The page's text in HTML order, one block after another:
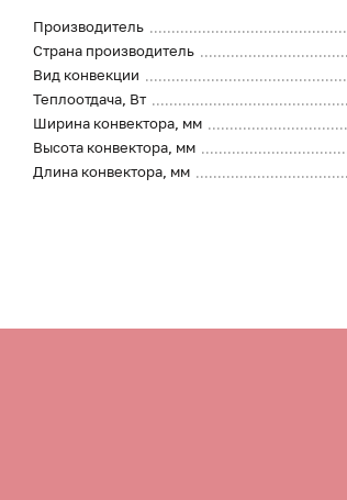
Производитель
Страна производитель
Вид конвекции
Теплоотдача, Вт
Ширина конвектора, мм
Высота конвектора, мм
Длина конвектора, мм